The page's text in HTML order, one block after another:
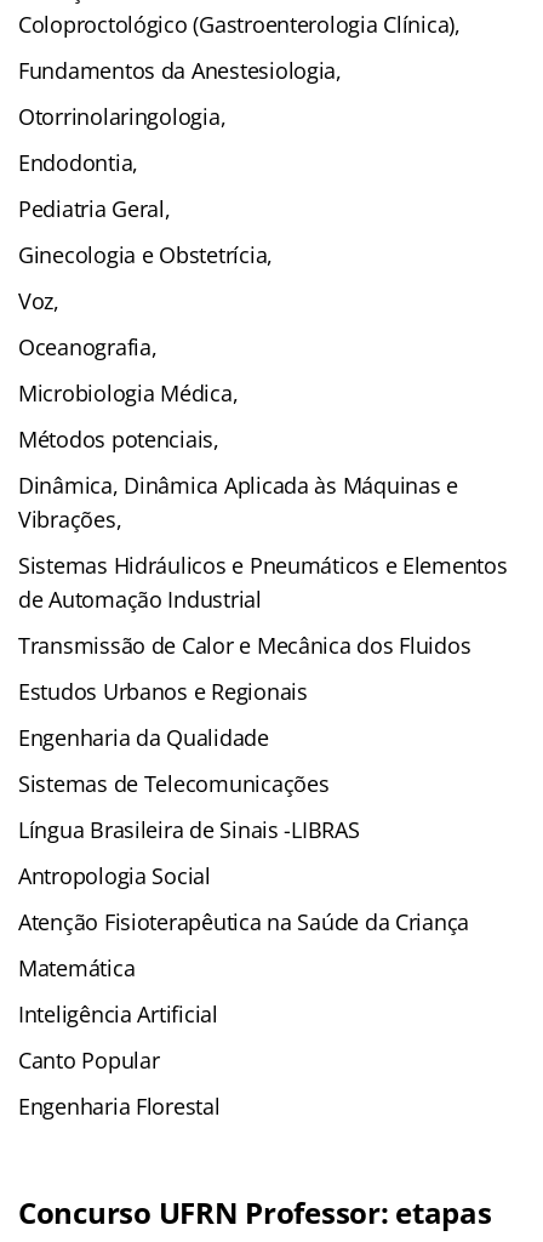
Coloproctológico (Gastroenterologia Clínica),
Fundamentos da Anestesiologia,
Otorrinolaringologia,
Endodontia,
Pediatria Geral,
Ginecologia e Obstetrícia,
Voz,
Oceanografia,
Microbiologia Médica,
Métodos potenciais,
Dinâmica, Dinâmica Aplicada às Máquinas e
Vibrações,
Sistemas Hidráulicos e Pneumáticos e Elementos
de Automação Industrial
Transmissão de Calor e Mecânica dos Fluidos
Estudos Urbanos e Regionais
Engenharia da Qualidade
Sistemas de Telecomunicações
Língua Brasileira de Sinais -LIBRAS
Antropologia Social
Atenção Fisioterapêutica na Saúde da Criança
Matemática
Inteligência Artificial
Canto Popular
Engenharia Florestal
Concurso UFRN Professor: etapas